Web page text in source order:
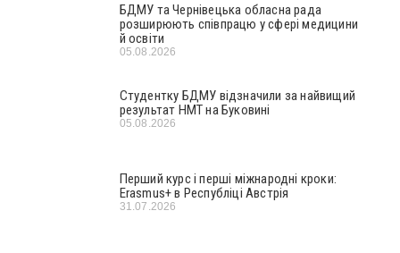
БДМУ та Чернівецька обласна рада
розширюють співпрацю у сфері медицини
й освіти
05.08.2026
Студентку БДМУ відзначили за найвищий
результат НМТ на Буковині
05.08.2026
Перший курс і перші міжнародні кроки:
Erasmus+ в Республіці Австрія
31.07.2026